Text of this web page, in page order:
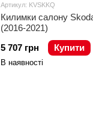
Артикул: KVSKKQ
Килимки салону
(2016-2021)
5 707 грн
Купити
В наявності